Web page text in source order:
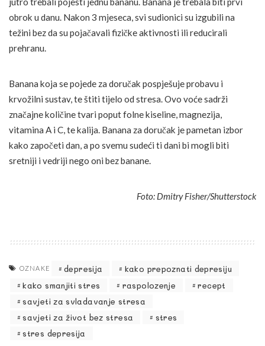
obrok u danu. Nakon 3 mjeseca, svi sudionici su izgubili na
težini bez da su pojačavali fizičke aktivnosti ili reducirali
prehranu.
Banana koja se pojede za doručak pospješuje probavu i
krvožilni sustav, te štiti tijelo od stresa. Ovo voće sadrži
značajne količine tvari poput folne kiseline, magnezija,
vitamina A i C, te kalija. Banana za doručak je pametan izbor
kako započeti dan, a po svemu sudeći ti dani bi mogli biti
sretniji i vedriji nego oni bez banane.
Foto: Dmitry Fisher/Shutterstock
OZNAKE depresija
kako prepoznati depresiju
kako smanjiti stres
raspolozenje
recept
savjeti za svladavanje stresa
savjeti za život bez stresa
stres
stres depresija